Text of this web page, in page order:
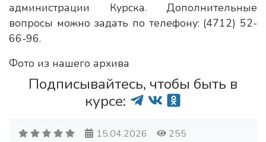
администрации Курска. Дополнительные
вопросы можно задать по телефону: (4712) 52-
66-96.
Фото из нашего архива
Подписывайтесь, чтобы быть в
курсе:
15.04.2026 255